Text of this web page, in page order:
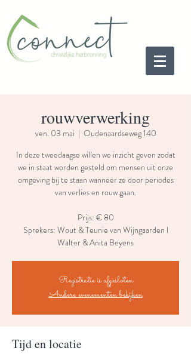
rouwverwerking
ven. 03 mai
  |
Oudenaardseweg 140
In deze tweedaagse willen we inzicht geven zodat
we in staat worden gesteld om mensen uit onze
omgeving bij te staan wanneer ze door periodes
van verlies en rouw gaan.
Prijs: € 80
Sprekers: Wout & Teunie van Wijngaarden l
Walter & Anita Beyens
Registratie is afgesloten
Andere evenementen bekijken
Tijd en locatie